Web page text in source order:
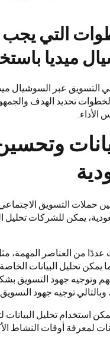
التي يجب
ميديا
التسويق عبر السوشيال
تحديد الهدف
الأداء.
حملات التسويق
يمكن للشركات تحليل
عددًا من العناصر المهمة،
يمكن تحليل البيانات
وتوجيه جهود التسويق
وبالتالي توجيه جهود
استخدام تحليل
لمعرفة أوقات النشاط